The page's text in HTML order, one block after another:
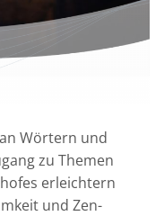
Wörtern und
zu Themen
erleichtern
und Zen-